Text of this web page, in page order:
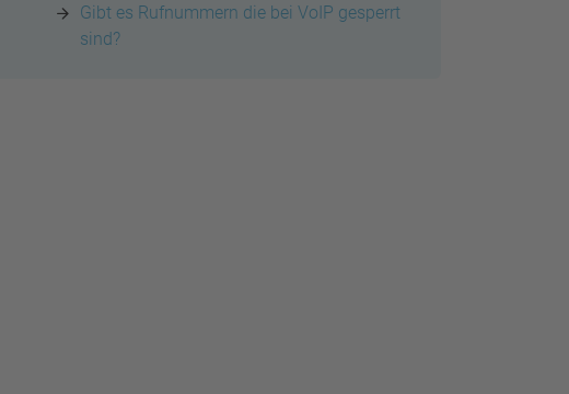
Gibt es Rufnummern die bei VoIP gesperrt
sind?